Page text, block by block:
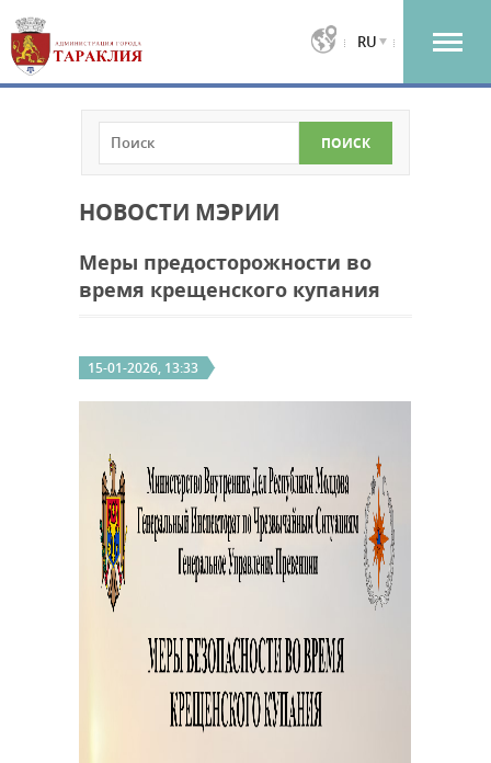
RU
НОВОСТИ МЭРИИ
Меры предосторожности во
время крещенского купания
15-01-2026, 13:33